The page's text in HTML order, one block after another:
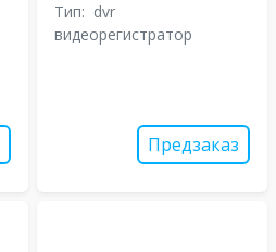
Тип: dvr
видеорегистратор
Предзаказ